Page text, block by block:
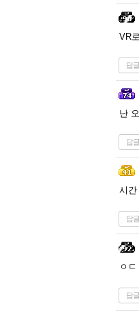
VR
답글
난
답글
시간
답글
ㅇㄷ
답글